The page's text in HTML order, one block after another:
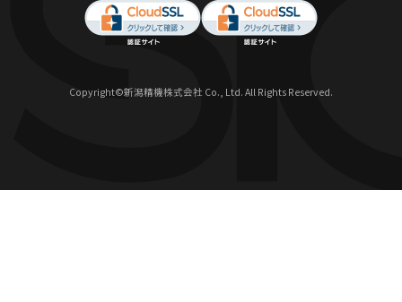
Copyright©新潟精機株式会社 Co., Ltd. All Rights Reserved.